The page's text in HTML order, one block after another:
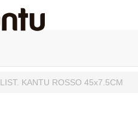
LIST. KANTU ROSSO 45x7.5CM